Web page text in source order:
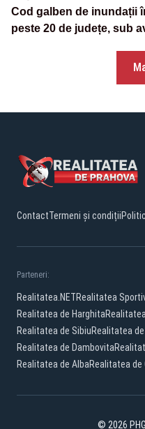
Cod galben de inundații
peste 20 de județe, sub
ContactTermeni și condiții
Parteneri:
Realitatea.NETRealitatea
Realitatea de Harghita
Realitatea de SibiuRealitatea
Realitatea de Dambovita
Realitatea de AlbaRealitatea de
© 2026